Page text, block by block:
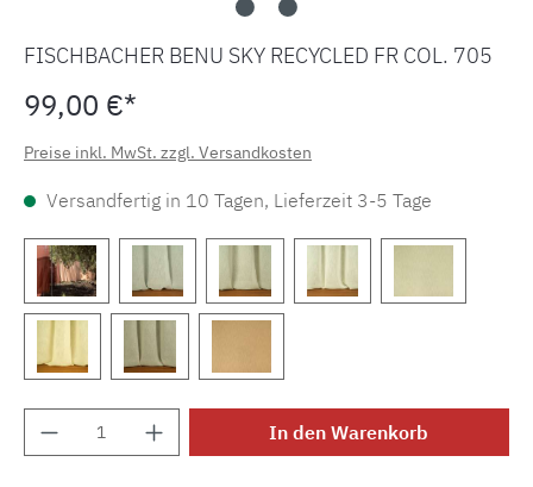
FISCHBACHER BENU SKY RECYCLED FR COL. 705
99,00 €*
Preise inkl. MwSt. zzgl. Versandkosten
Versandfertig in 10 Tagen, Lieferzeit 3-5 Tage
Produkt Anzahl: Gib den gewünschten
In den Warenkorb